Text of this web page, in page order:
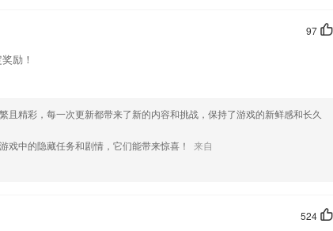
学启蒙伴侣
更好地开发用户的大脑
97
励！
且精彩，每一次更新都带来了新的内容和挑战，保持了游戏的新鲜感和长久
戏中的隐藏任务和剧情，它们能带来惊喜！
来自
524